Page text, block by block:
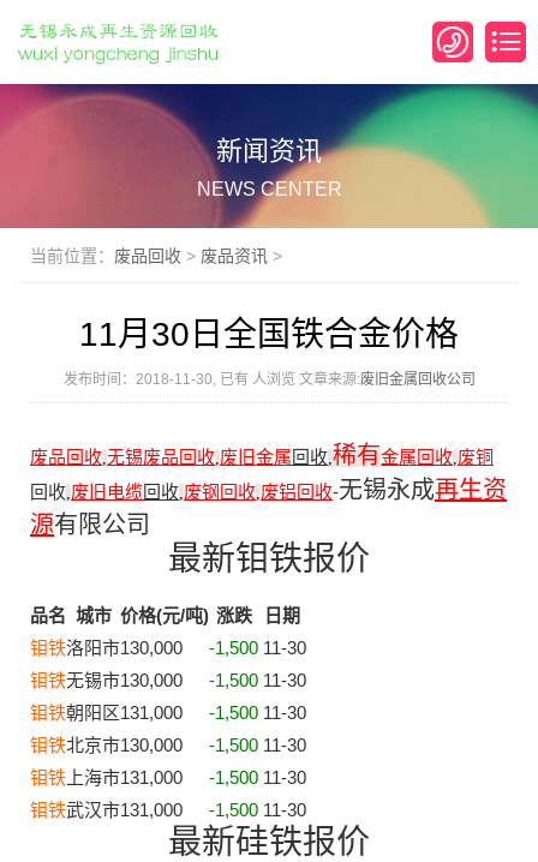
新闻资讯
NEWS CENTER
当前位置： 废品回收 > 废品资讯 >
11月30日全国铁合金价格
发布时间：2018-11-30, 已有 人浏览 文章来源:废旧金属回收公司
废品回收,无锡废品回收,废旧金属回收,稀有金属回收,废铜
回收,废旧电缆回收,废钢回收,废铝回收-无锡永成再生资
源有限公司
最新钼铁报价
品名 城市 价格(元/吨) 涨跌
日期
钼铁洛阳市130,000 -1,500 11-30
钼铁无锡市130,000 -1,500 11-30
钼铁朝阳区131,000 -1,500 11-30
钼铁北京市130,000 -1,500 11-30
钼铁 上海市131,000 -1,500 11-30
钼铁武汉市131,000 -1,500 11-30
最新硅铁报价